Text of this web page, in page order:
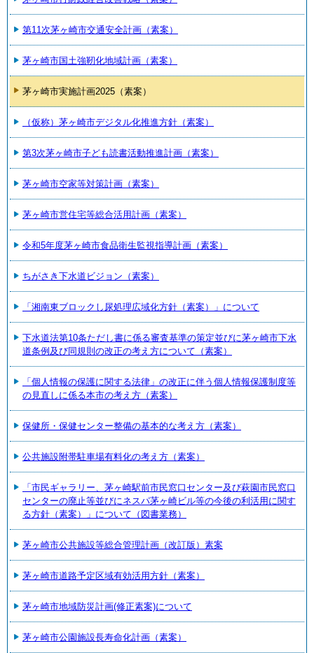
第11次茅ヶ崎市交通安全計画（素案）
茅ヶ崎市国土強靭化地域計画（素案）
茅ヶ崎市実施計画2025（素案）
（仮称）茅ヶ崎市デジタル化推進方針（素案）
第3次茅ヶ崎市子ども読書活動推進計画（素案）
茅ヶ崎市空家等対策計画（素案）
茅ヶ崎市営住宅等総合活用計画（素案）
令和5年度茅ヶ崎市食品衛生監視指導計画（素案）
ちがさき下水道ビジョン（素案）
「湘南東ブロックし尿処理広域化方針（素案）」について
下水道法第10条ただし書に係る審査基準の策定並びに茅ヶ崎市下水
道条例及び同規則の改正の考え方について（素案）
「個人情報の保護に関する法律」の改正に伴う個人情報保護制度等
の見直しに係る本市の考え方（素案）
保健所・保健センター整備の基本的な考え方（素案）
公共施設附帯駐車場有料化の考え方（素案）
「市民ギャラリー、茅ヶ崎駅前市民窓口センター及び萩園市民窓口
センターの廃止等並びにネスパ茅ヶ崎ビル等の今後の利活用に関す
る方針（素案）」について（図書業務）
茅ヶ崎市公共施設等総合管理計画（改訂版）素案
茅ヶ崎市道路予定区域有効活用方針（素案）
茅ヶ崎市地域防災計画(修正素案)について
茅ヶ崎市公園施設長寿命化計画（素案）